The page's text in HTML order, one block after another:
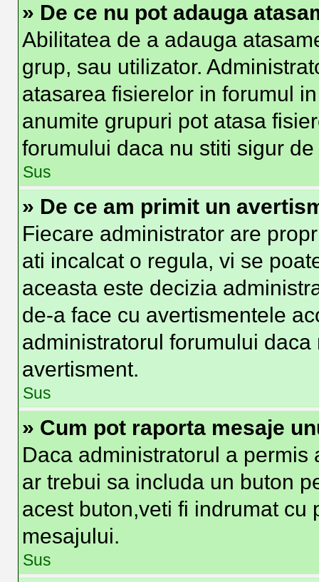
» De ce nu pot adauga
Abilitatea de a adauga
grup, sau utilizator.
atasarea fisierelor in forumul
anumite grupuri pot atasa
forumului daca nu stiti sigur
Sus
» De ce am primit un
Fiecare administrator are
ati incalcat o regula, vi se
aceasta este decizia
de-a face cu avertismentele
administratorul forumului
avertisment.
Sus
» Cum pot raporta mesaje
Daca administratorul a
ar trebui sa includa un buton
acest buton,veti fi indrumat
mesajului.
Sus